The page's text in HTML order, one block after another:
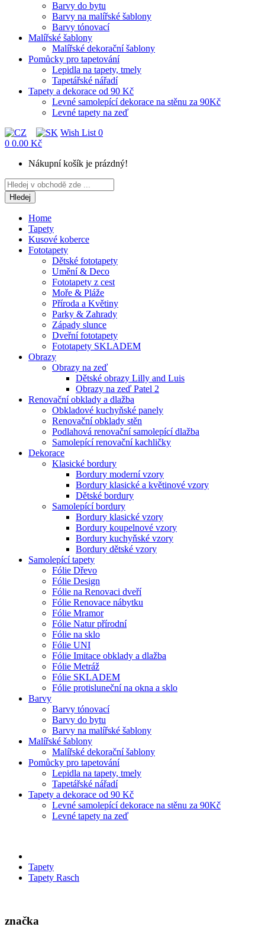
Barvy do bytu
Barvy na malířské šablony
Barvy tónovací
Malířské šablony
Malířské dekorační šablony
Pomůcky pro tapetování
Lepidla na tapety, tmely
Tapetářské nářadí
Tapety a dekorace od 90 Kč
Levné samolepící dekorace na stěnu za 90Kč
Levné tapety na zeď
Wish List 0
0 0.00 Kč
Nákupní košík je prázdný!
Hledej
Home
Tapety
Kusové koberce
Fototapety
Dětské fototapety
Umění & Deco
Fototapety z cest
Moře & Pláže
Příroda a Květiny
Parky & Zahrady
Západy slunce
Dveřní fototapety
Fototapety SKLADEM
Obrazy
Obrazy na zeď
Dětské obrazy Lilly and Luis
Obrazy na zeď Patel 2
Renovační obklady a dlažba
Obkladové kuchyňské panely
Renovační obklady stěn
Podlahová renovační samolepící dlažba
Samolepící renovační kachličky
Dekorace
Klasické bordury
Bordury moderní vzory
Bordury klasické a květinové vzory
Dětské bordury
Samolepící bordury
Bordury klasické vzory
Bordury koupelnové vzory
Bordury kuchyňské vzory
Bordury dětské vzory
Samolepící tapety
Fólie Dřevo
Fólie Design
Fólie na Renovaci dveří
Fólie Renovace nábytku
Fólie Mramor
Fólie Natur přírodní
Fólie na sklo
Fólie UNI
Fólie Imitace obklady a dlažba
Fólie Metráž
Fólie SKLADEM
Fólie protisluneční na okna a sklo
Barvy
Barvy tónovací
Barvy do bytu
Barvy na malířské šablony
Malířské šablony
Malířské dekorační šablony
Pomůcky pro tapetování
Lepidla na tapety, tmely
Tapetářské nářadí
Tapety a dekorace od 90 Kč
Levné samolepící dekorace na stěnu za 90Kč
Levné tapety na zeď
Tapety
Tapety Rasch
značka